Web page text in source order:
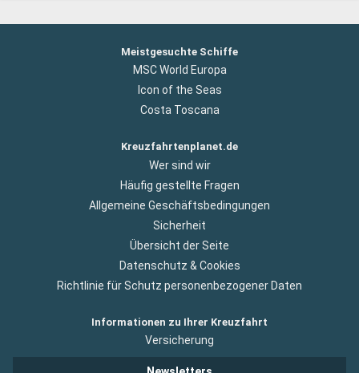
Meistgesuchte Schiffe
MSC World Europa
Icon of the Seas
Costa Toscana
Kreuzfahrtenplanet.de
Wer sind wir
Häufig gestellte Fragen
Allgemeine Geschäftsbedingungen
Sicherheit
Übersicht der Seite
Datenschutz & Cookies
Richtlinie für Schutz personenbezogener Daten
Informationen zu Ihrer Kreuzfahrt
Versicherung